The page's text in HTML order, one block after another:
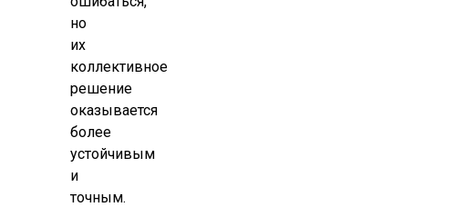
но
их
коллективное
решение
оказывается
более
устойчивым
и
точным.